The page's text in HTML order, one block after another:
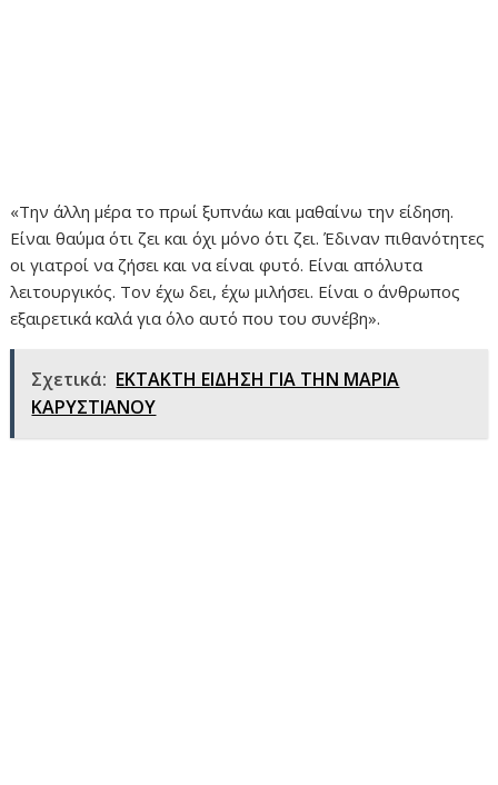
«Την άλλη μέρα το πρωί ξυπνάω και μαθαίνω την είδηση.
Είναι θαύμα ότι ζει και όχι μόνο ότι ζει. Έδιναν πιθανότητες
οι γιατροί να ζήσει και να είναι φυτό. Είναι απόλυτα
λειτουργικός. Τον έχω δει, έχω μιλήσει. Είναι ο άνθρωπος
εξαιρετικά καλά για όλο αυτό που του συνέβη».
Σχετικά: ΕΚΤΑΚΤΗ ΕΙΔΗΣΗ ΓΙΑ ΤΗΝ ΜΑΡΙΑ
ΚΑΡΥΣΤΙΑΝΟΥ